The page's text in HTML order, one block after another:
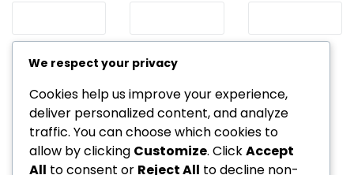
Save my name, email, and website in this browser for the
next time I comment.
We respect your privacy
Cookies help us improve your experience,
deliver personalized content, and analyze
traffic. You can choose which cookies to
allow by clicking Customize. ClickAccept
All to consent or Reject All to decline non-